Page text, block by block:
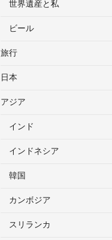
世界遺産と私
ビール
旅行
日本
アジア
インド
インドネシア
韓国
カンボジア
スリランカ